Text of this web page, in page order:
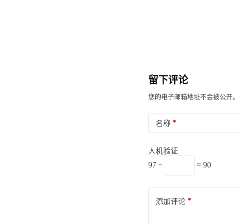
留下评论
您的电子邮箱地址不会被公开。
名称 *
人机验证
97 − = 90
添加评论 *